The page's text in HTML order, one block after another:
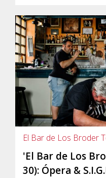
El Bar de Los Broder
'El Bar de Los
30): Ópera &